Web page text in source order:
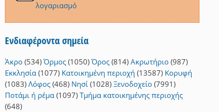
λογαριασμό
Ενδιαφέροντα σημεία
Άκρο (534) Όρμος (1050) Όρος (814) Ακρωτήριο (987)
Εκκλησία (1077) Κατοικημένη περιοχή (13587) Κορυφή
(1083) Λόφος (468) Νησί (1028) Ξενοδοχείο (7991)
Ποτάμι ή ρέμα (1097) Τμήμα κατοικημένης περιοχής
(648)